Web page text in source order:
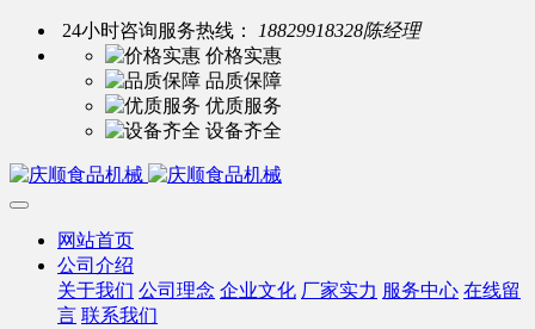
24小时咨询服务热线：
18829918328陈经理
价格实惠
品质保障
优质服务
设备齐全
网站首页
公司介绍
关于我们 公司理念 企业文化 厂家实力 服务中心 在线留
言 联系我们